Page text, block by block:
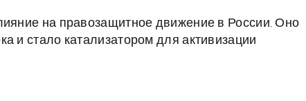
на правозащитное движение в России. Оно
и стало катализатором для активизации